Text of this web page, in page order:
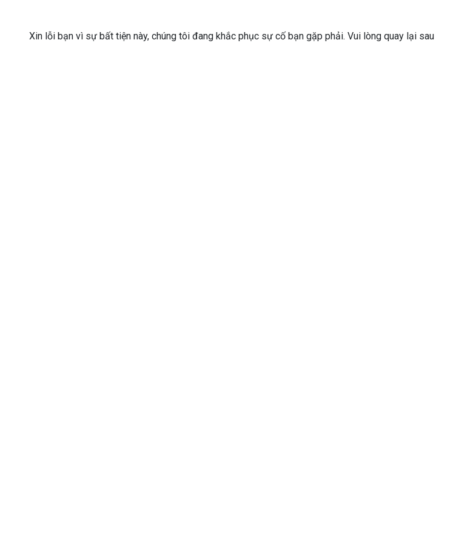
Xin lỗi bạn vì sự bất tiện này, chúng tôi đang khắc phục sự cố bạn gặp phải. Vui lòng quay lại sau